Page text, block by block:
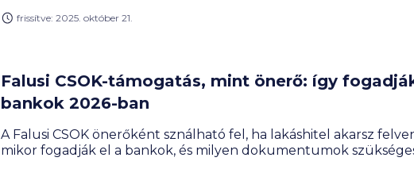
frissítve: 2025. október 21.
Falusi CSOK-támogatás, mint önerő: így
bankok 2026-ban
A Falusi CSOK önerőként sználható fel, ha lakáshitel akarsz
mikor fogadják el a bankok, és milyen dokumentumok